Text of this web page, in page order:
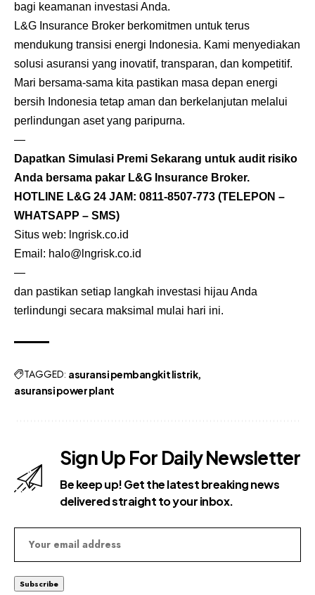
bagi keamanan investasi Anda.
L&G Insurance Broker berkomitmen untuk terus
mendukung transisi energi Indonesia. Kami menyediakan
solusi asuransi yang inovatif, transparan, dan kompetitif.
Mari bersama-sama kita pastikan masa depan energi
bersih Indonesia tetap aman dan berkelanjutan melalui
perlindungan aset yang paripurna.
—
Dapatkan Simulasi Premi Sekarang untuk audit risiko
Anda bersama pakar L&G Insurance Broker.
HOTLINE L&G 24 JAM: 0811-8507-773 (TELEPON –
WHATSAPP – SMS)
Situs web: lngrisk.co.id
Email: halo@lngrisk.co.id
—
dan pastikan setiap langkah investasi hijau Anda
terlindungi secara maksimal mulai hari ini.
TAGGED: asuransi pembangkit listrik
asuransi power plant
Sign Up For Daily Newsletter
Be keep up! Get the latest breaking news
delivered straight to your inbox.